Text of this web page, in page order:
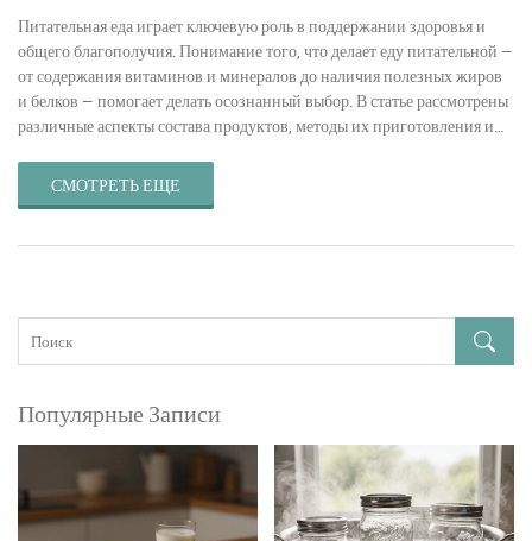
Питательная еда играет ключевую роль в поддержании здоровья и
общего благополучия. Понимание того, что делает еду питательной —
от содержания витаминов и минералов до наличия полезных жиров
и белков — помогает делать осознанный выбор. В статье рассмотрены
различные аспекты состава продуктов, методы их приготовления и
просто и вкусно поддерживать свое здоровье через правильное
питание.
СМОТРЕТЬ ЕЩЕ
Популярные Записи